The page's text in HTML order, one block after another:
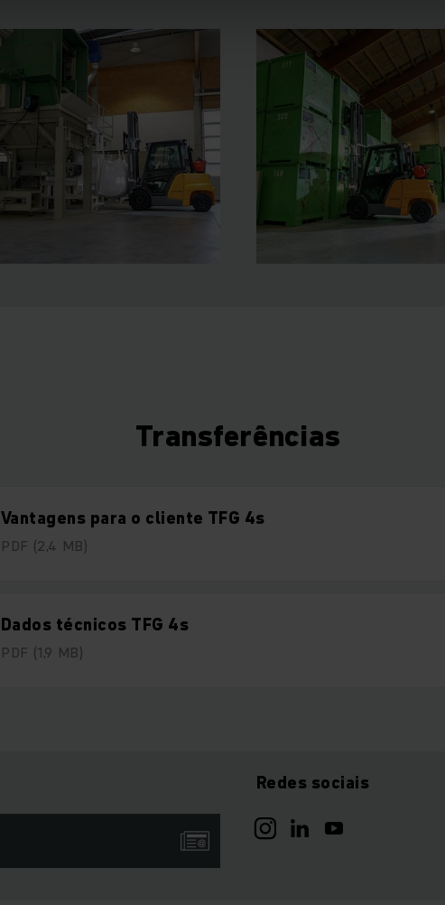
Transferências
Vantagens para o cliente TFG 4s
PDF (2,4 MB)
Dados técnicos TFG 4s
PDF (1,9 MB)
Redes sociais